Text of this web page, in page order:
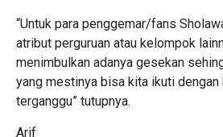
“Untuk para penggemar/fans
atribut perguruan atau kelompok
menimbulkan adanya gesekan
yang mestinya bisa kita ikuti dengan
terganggu” tutupnya.
Arif